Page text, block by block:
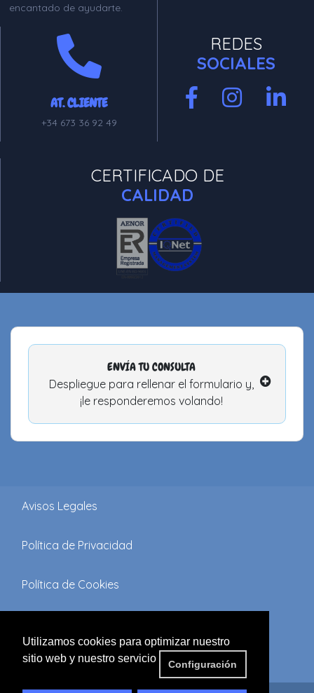
Utilizamos cookies para optimizar nuestro
sitio web y nuestro servicio
Configuración
encantado de ayudarte.
AT. CLIENTE
+34 673 36 92 49
REDES
SOCIALES
CERTIFICADO DE
CALIDAD
ENVÍA TU CONSULTA
Despliegue para rellenar el formulario y,
¡le responderemos volando!
Avisos Legales
Política de Privacidad
Política de Cookies
FAQ'S